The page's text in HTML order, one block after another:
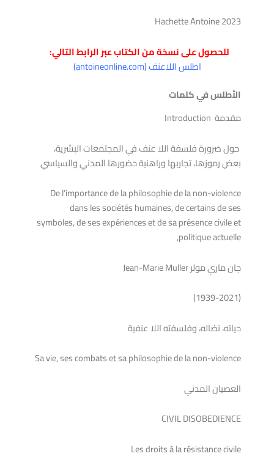
Hachette Antoine 2023
للحصول على نسخة من الكتاب عبر الرابط التالي:
اطلس اللاعنف (antoineonline.com)
الأطلس في كلمات
مقدمة Introduction
حول ضرورة فلسفة اللا عنف في المجتمعات البشرية،
بعض رموزها، تجاربها وراهنية حضورها المدني والسياسي
De l’importance de la philosophie de la non-violence
dans les sociétés humaines, de certains de ses
symboles, de ses expériences et de sa présence civile et
politique actuelle,
جان ماري مولر Jean-Marie Muller
حياته، نضاله، وفلسفته اللا عنفية
Sa vie, ses combats et sa philosophie de la non-violence
العصيان المدني
CIVIL DISOBEDIENCE
Les droits à la résistance civile